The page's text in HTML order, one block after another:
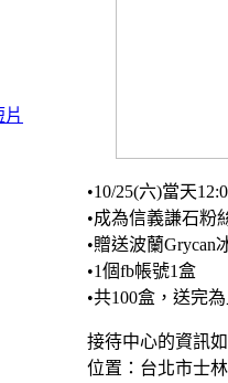
•10/25(六)當天
•成為信義謙石粉
•贈送波蘭Grycan
•1個fb帳號1盒
•共100盒，送完
接待中心的資訊
位置：台北市士